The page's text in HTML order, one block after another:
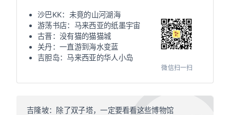
沙巴KK：未竟的山河湖海
游荡书店：马来西亚的纸墨宇宙
古晋：没有猫的猫猫城
关丹：一直游到海水变蓝
吉胆岛：马来西亚的华人小岛
微信扫一扫
吉隆坡：除了双子塔，一定要看看这些博物馆